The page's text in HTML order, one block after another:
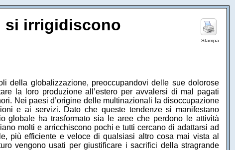
si irrigidiscono
Stampa
della globalizzazione, preoccupandovi delle sue dolorose
la loro produzione all’estero per avvalersi di mal pagati
Nei paesi d’origine delle multinazionali la disoccupazione
e ai servizi. Dato che queste tendenze si manifestano
globale ha trasformato sia le aree che perdono le attività
molti e arricchiscono pochi e tutti cercano di adattarsi ad
più efficiente e veloce di qualsiasi altro cosa mai vista al
vengono usati per giustificare i sacrifici della stragrande